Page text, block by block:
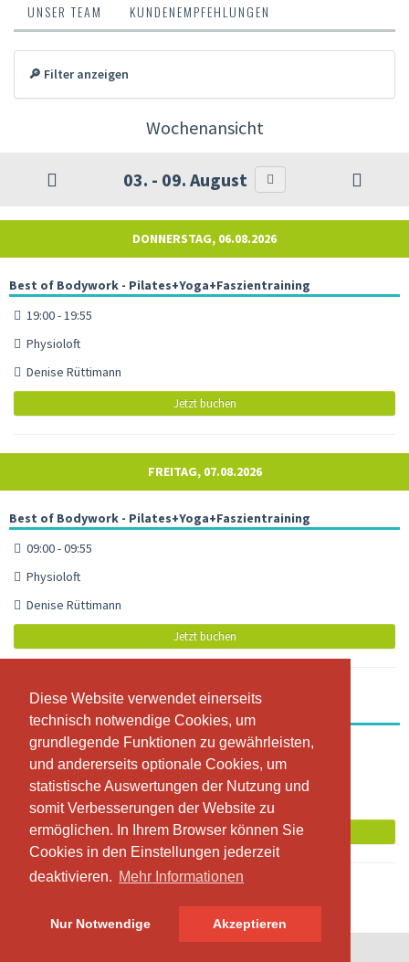
Diese Website verwendet einerseits
technisch notwendige Cookies, um
grundlegende Funktionen zu gewährleisten,
und andererseits optionale Cookies, um
statistische Auswertungen der Nutzung und
somit Verbesserungen der Website zu
ermöglichen. In Ihrem Browser können Sie
Cookies in den Einstellungen jederzeit
deaktivieren. Mehr Informationen
Nur Notwendige Akzeptieren
Diese Website verwendet einerseits
technisch notwendige Cookies, um
grundlegende Funktionen zu gewährleisten,
und andererseits optionale Cookies, um
statistische Auswertungen der Nutzung und
somit Verbesserungen der Website zu
ermöglichen. In Ihrem Browser können Sie
Cookies in den Einstellungen jederzeit
deaktivieren. Mehr Informationen
Nur Notwendige Akzeptieren
UNSER TEAM
KUNDENEMPFEHLUNGEN
🔎 Filter anzeigen
Wochenansicht
03. - 09. August
DONNERSTAG, 06.08.2026
Best of Bodywork - Pilates+Yoga+Faszientraining
19:00 - 19:55
Physioloft
Denise Rüttimann
Jetzt buchen
FREITAG, 07.08.2026
Best of Bodywork - Pilates+Yoga+Faszientraining
09:00 - 09:55
Physioloft
Denise Rüttimann
Jetzt buchen
10:00 - 10:55
Physioloft
Denise Rüttimann
Jetzt buchen